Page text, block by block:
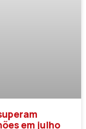
em julho